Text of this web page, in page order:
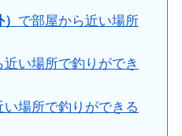
で部屋から近い場所
近い場所で釣りができ
場所で釣りができる